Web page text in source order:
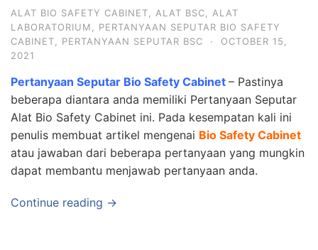
ALAT BIO SAFETY CABINET ALAT BSC
ALAT
LABORATORIUM
PERTANYAAN SEPUTAR BIO SAFETY
CABINET
PERTANYAAN SEPUTAR BSC ·
OCTOBER 15,
2021
Pertanyaan Seputar Bio Safety Cabinet – Pastinya
beberapa diantara anda memiliki Pertanyaan Seputar
Alat Bio Safety Cabinet ini. Pada kesempatan kali ini
penulis membuat artikel mengenai Bio Safety Cabinet
atau jawaban dari beberapa pertanyaan yang mungkin
dapat membantu menjawab pertanyaan anda.
Continue reading →